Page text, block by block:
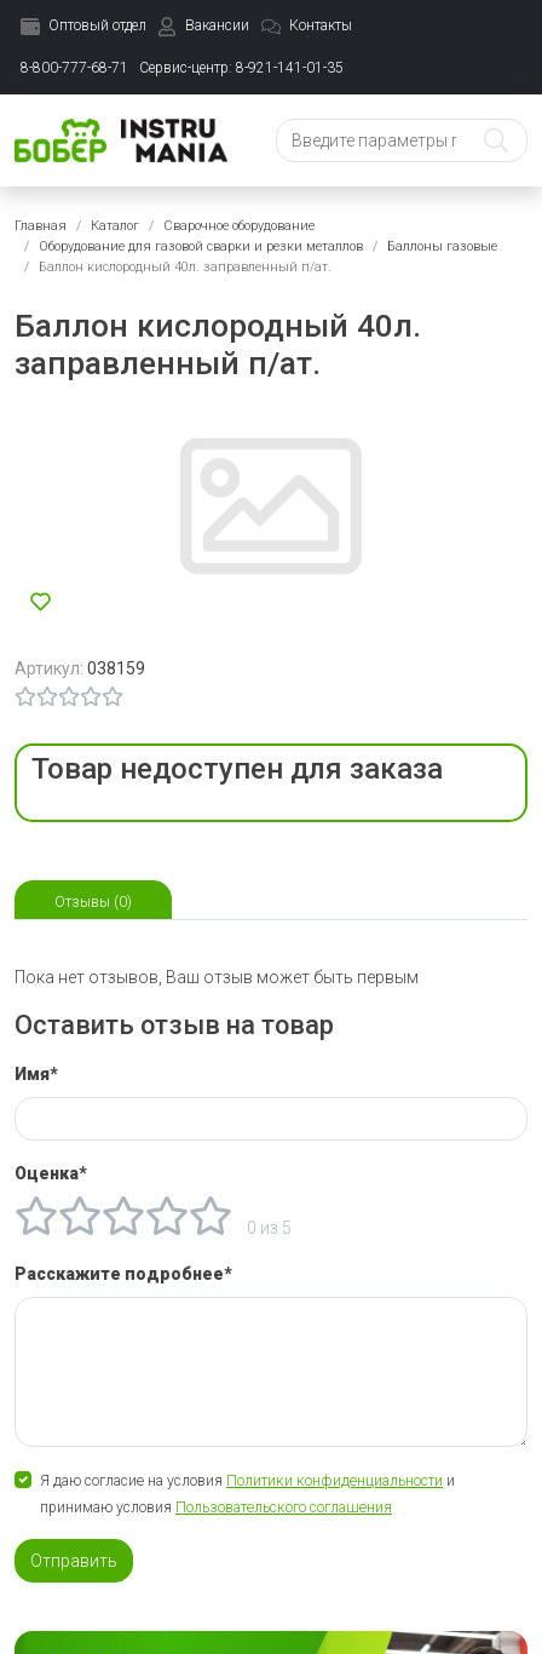
Оптовый отдел Вакансии Контакты
8-800-777-68-71 Сервис-центр: 8-921-141-01-35
Главная Каталог
Сварочное оборудование
Оборудование для газовой сварки и резки металлов
Баллоны газовые
Баллон кислородный 40л. заправленный п/ат.
Баллон кислородный 40л.
заправленный п/ат.
Артикул: 038159
Товар недоступен для заказа
Отзывы (0)
Пока нет отзывов, Ваш отзыв может быть первым
Оставить отзыв на товар
Имя*
Оценка*
0 из 5
Расскажите подробнее*
Я даю согласие на условия Политики конфиденциальности и
принимаю условия Пользовательского соглашения
Отправить